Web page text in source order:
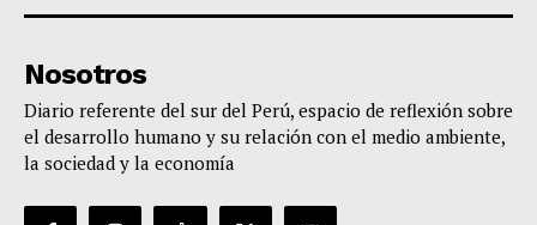
Nosotros
Diario referente del sur del Perú, espacio de reflexión sobre
el desarrollo humano y su relación con el medio ambiente,
la sociedad y la economía